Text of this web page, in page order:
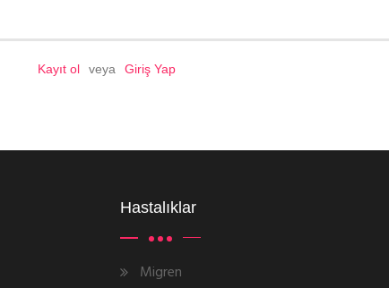
Kayıt ol veya Giriş Yap
Hastalıklar
Migren